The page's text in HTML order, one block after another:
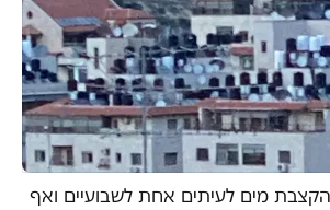
מים לעיתים אחת לשבועיים ואף